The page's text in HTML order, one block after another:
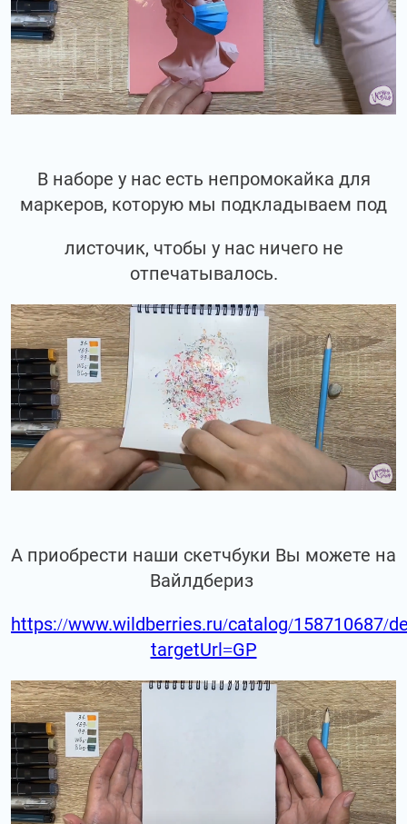
В наборе у нас есть непромокайка для
маркеров, которую мы подкладываем под
листочик, чтобы у нас ничего не
отпечатывалось.
А приобрести наши скетчбуки Вы можете на
Вайлдбериз
https://www.wildberries.ru/catalog/158710687/
targetUrl=GP